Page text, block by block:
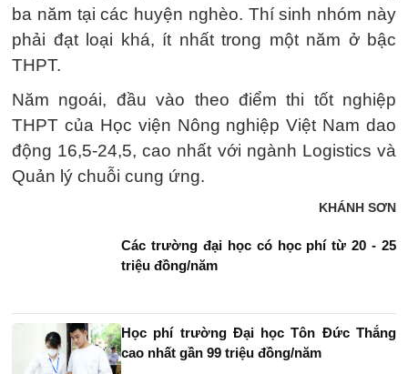
ba năm tại các huyện nghèo. Thí sinh nhóm này
phải đạt loại khá, ít nhất trong một năm ở bậc
THPT.
Năm ngoái, đầu vào theo điểm thi tốt nghiệp
THPT của Học viện Nông nghiệp Việt Nam dao
động 16,5-24,5, cao nhất với ngành Logistics và
Quản lý chuỗi cung ứng.
KHÁNH SƠN
Các trường đại học có học phí từ 20 - 25
triệu đồng/năm
Học phí trường Đại học Tôn Đức Thắng
cao nhất gần 99 triệu đồng/năm